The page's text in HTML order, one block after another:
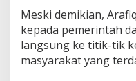
D
i
s
t
r
Meski demikian,
kepada pemerintah
langsung ke titik-tik
masyarakat yang